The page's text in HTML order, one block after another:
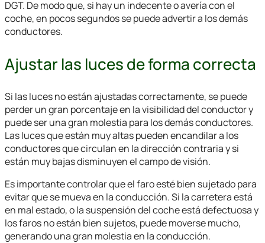
DGT. De modo que, si hay un indecente o avería con el
coche, en pocos segundos se puede advertir a los demás
conductores.
Ajustar las luces de forma correcta
Si las luces no están ajustadas correctamente, se puede
perder un gran porcentaje en la visibilidad del conductor y
puede ser una gran molestia para los demás conductores.
Las luces que están muy altas pueden encandilar a los
conductores que circulan en la dirección contraria y si
están muy bajas disminuyen el campo de visión.
Es importante controlar que el faro esté bien sujetado para
evitar que se mueva en la conducción. Si la carretera está
en mal estado, o la suspensión del coche está defectuosa y
los faros no están bien sujetos, puede moverse mucho,
generando una gran molestia en la conducción.